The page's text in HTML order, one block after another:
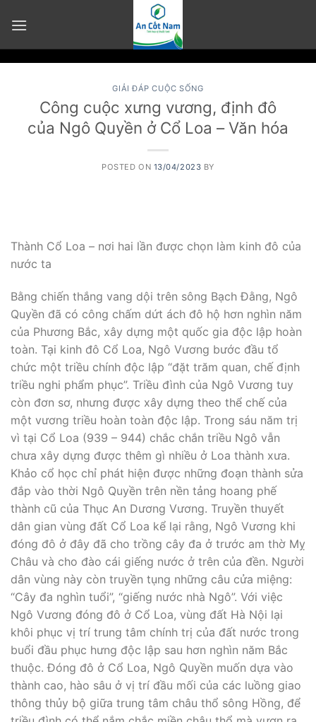
GIẢI ĐÁP CUỘC SỐNG
Công cuộc xưng vương, định đô
của Ngô Quyền ở Cổ Loa – Văn hóa
POSTED ON 13/04/2023 BY
Thành Cổ Loa – nơi hai lần được chọn làm kinh đô của
nước ta
Bằng chiến thắng vang dội trên sông Bạch Đằng, Ngô
Quyền đã có công chấm dứt ách đô hộ hơn nghìn năm
của Phương Bắc, xây dựng một quốc gia độc lập hoàn
toàn. Tại kinh đô Cổ Loa, Ngô Vương bước đầu tổ
chức một triều chính độc lập “đặt trăm quan, chế định
triều nghi phẩm phục”. Triều đình của Ngô Vương tuy
còn đơn sơ, nhưng được xây dựng theo thể chế của
một vương triều hoàn toàn độc lập. Trong sáu năm trị
vì tại Cổ Loa (939 – 944) chắc chắn triều Ngô vẫn
chưa xây dựng được thêm gì nhiều ở Loa thành xưa.
Khảo cổ học chỉ phát hiện được những đoạn thành sửa
đắp vào thời Ngô Quyền trên nền tảng hoang phế
thành cũ của Thục An Dương Vương. Truyền thuyết
dân gian vùng đất Cổ Loa kể lại rằng, Ngô Vương khi
đóng đô ở đây đã cho trồng cây đa ở trước am thờ Mỵ
Châu và cho đào cái giếng nước ở trên của đền. Người
dân vùng này còn truyền tụng những câu cửa miệng:
“Cây đa nghìn tuổi”, “giếng nước nhà Ngô”. Với việc
Ngô Vương đóng đô ở Cổ Loa, vùng đất Hà Nội lại
khôi phục vị trí trung tâm chính trị của đất nước trong
buổi đầu phục hưng độc lập sau hơn nghìn năm Bắc
thuộc. Đóng đô ở Cổ Loa, Ngô Quyền muốn dựa vào
thành cao, hào sâu ở vị trí đầu mối của các luồng giao
thông thủy bộ giữa trung tâm châu thổ sông Hồng, để